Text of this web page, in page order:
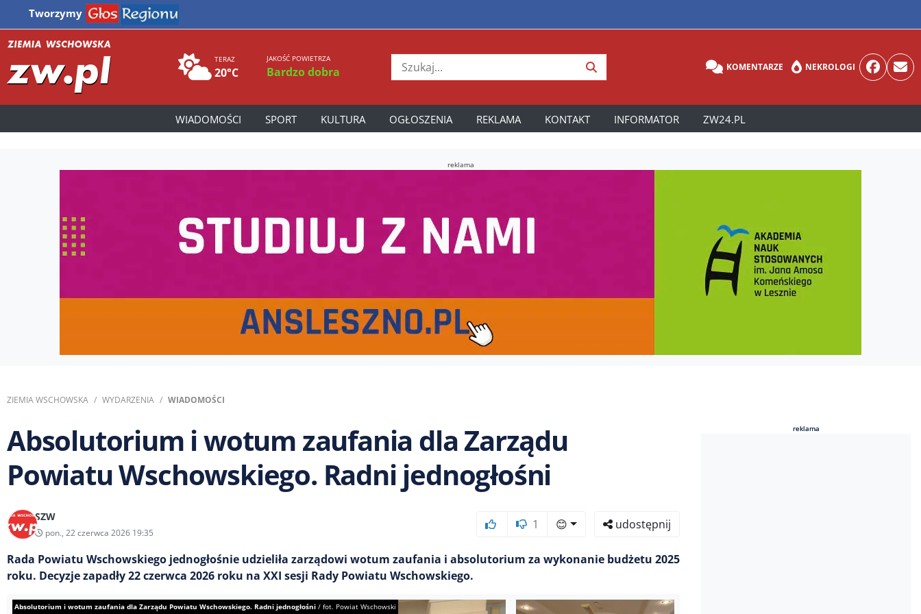
Tworzymy
TERAZ
20°C
JAKOŚĆ POWIETRZA
Bardzo dobra KOMENTARZE NEKROLOGI
WIADOMOŚCI SPORT KULTURA OGŁOSZENIA REKLAMA KONTAKT INFORMATOR ZW24.PL
reklama
ZIEMIA WSCHOWSKA WYDARZENIA WIADOMOŚCI
Absolutorium i wotum zaufania dla Zarządu
Powiatu Wschowskiego. Radni jednogłośni
SZW
pon., 22 czerwca 2026 19:35
1 😊 udostępnij
Rada Powiatu Wschowskiego jednogłośnie udzieliła zarządowi wotum zaufania i absolutorium za wykonanie budżetu 2025
roku. Decyzje zapadły 22 czerwca 2026 roku na XXI sesji Rady Powiatu Wschowskiego.
Absolutorium i wotum zaufania dla Zarządu Powiatu Wschowskiego. Radni jednogłośni / fot. Powiat Wschowski
reklama
reklama